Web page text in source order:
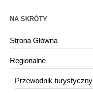
NA SKRÓTY
Strona Główna
Regionalne
Przewodnik turystyczny